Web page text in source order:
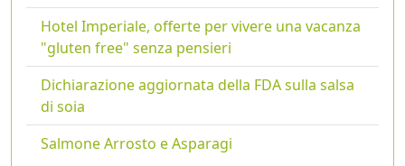
Hotel Imperiale, offerte per vivere una vacanza
"gluten free" senza pensieri
Dichiarazione aggiornata della FDA sulla salsa
di soia
Salmone Arrosto e Asparagi